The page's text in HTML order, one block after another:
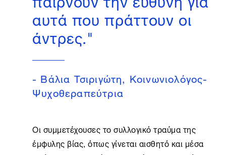
αυτά που πράττουν οι
άντρες."
- Βάλια Τσιριγώτη, Κοινωνιολόγος-
Ψυχοθεραπεύτρια
Οι συμμετέχουσες το συλλογικό τραύμα της
έμφυλης βίας, όπως γίνεται αισθητό και μέσα